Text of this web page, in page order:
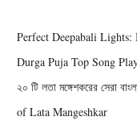
Perfect Deepabali Lights:
Durga Puja Top Song Play
২০ টি লতা মঙ্গেশকরের সেরা
of Lata Mangeshkar